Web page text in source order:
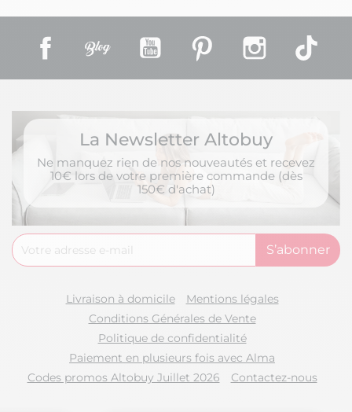
Facebook YouTube Pinterest Instagram
La Newsletter Altobuy
Ne manquez rien de nos nouveautés et recevez
10€ lors de votre première commande (dès
150€ d'achat)
Livraison à domicile
Mentions légales
Conditions Générales de Vente
Politique de confidentialité
Paiement en plusieurs fois avec Alma
Codes promos Altobuy Juillet 2026
Contactez-nous